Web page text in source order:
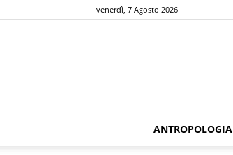
venerdì, 7 Agosto 2026
ANTROPOLOGIA